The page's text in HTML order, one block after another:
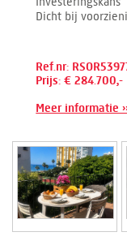
Dicht bij
Ref.nr:
Prijs: € 284.700,-
Meer informatie